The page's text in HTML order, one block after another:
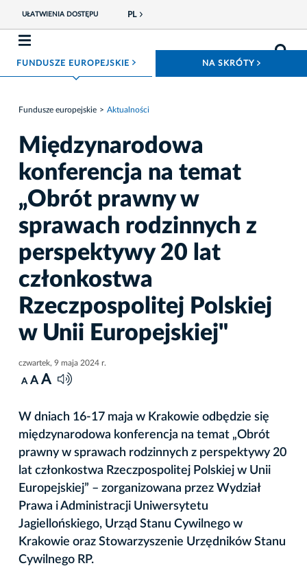
UŁATWIENIA DOSTĘPU PL
FUNDUSZE EUROPEJSKIE ROZWIŃ MENU NA SKRÓTY
Fundusze europejskie Aktualności
Międzynarodowa
konferencja na temat
„Obrót prawny w
sprawach rodzinnych z
perspektywy 20 lat
członkostwa
Rzeczpospolitej Polskiej
w Unii Europejskiej"
czwartek, 9 maja 2024 r.
A A A
W dniach 16-17 maja w Krakowie odbędzie się
międzynarodowa konferencja na temat „Obrót
prawny w sprawach rodzinnych z perspektywy 20
lat członkostwa Rzeczpospolitej Polskiej w Unii
Europejskiej” – zorganizowana przez Wydział
Prawa i Administracji Uniwersytetu
Jagiellońskiego, Urząd Stanu Cywilnego w
Krakowie oraz Stowarzyszenie Urzędników Stanu
Cywilnego RP.